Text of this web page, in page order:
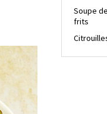
Soupe
frits